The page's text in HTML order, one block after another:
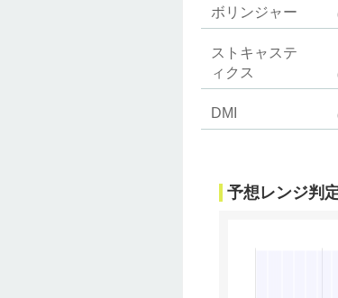
ボリンジャー
ストキャステ
ィクス
DMI
予想レンジ判